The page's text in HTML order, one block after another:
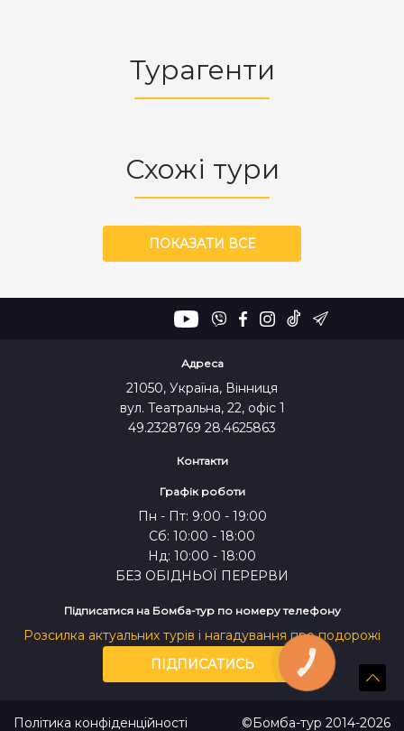
Турагенти
Схожі тури
ПОКАЗАТИ ВСЕ
Адреса
21050, Україна, Вінниця
вул. Театральна, 22, офіс 1
49.2328769 28.4625863
Контакти
Графік роботи
Пн - Пт: 9:00 - 19:00
Сб: 10:00 - 18:00
Нд: 10:00 - 18:00
БЕЗ ОБІДНЬОЇ ПЕРЕРВИ
Підписатися на Бомба-тур по номеру телефону
Розсилка актуальних турів і нагадування про подорожі
ПІДПИСАТИСЬ
Політика конфіденційності ©Бомба-тур 2014-2026
КНОПКА
ЗВ'ЯЗКУ